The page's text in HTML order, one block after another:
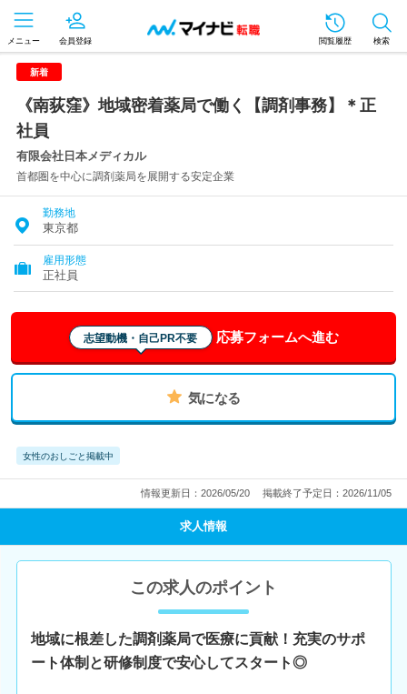
メニュー 会員登録 閲覧履歴 検索
新着
《南荻窪》地域密着薬局で働く【調剤事務】＊正
社員
有限会社日本メディカル
首都圏を中心に調剤薬局を展開する安定企業
勤務地
東京都
雇用形態
正社員
志望動機・自己PR不要 応募フォームへ進む
気になる
女性のおしごと掲載中
情報更新日：2026/05/20 掲載終了予定日：2026/11/05
求人情報
この求人のポイント
地域に根差した調剤薬局で医療に貢献！充実のサポ
ート体制と研修制度で安心してスタート◎